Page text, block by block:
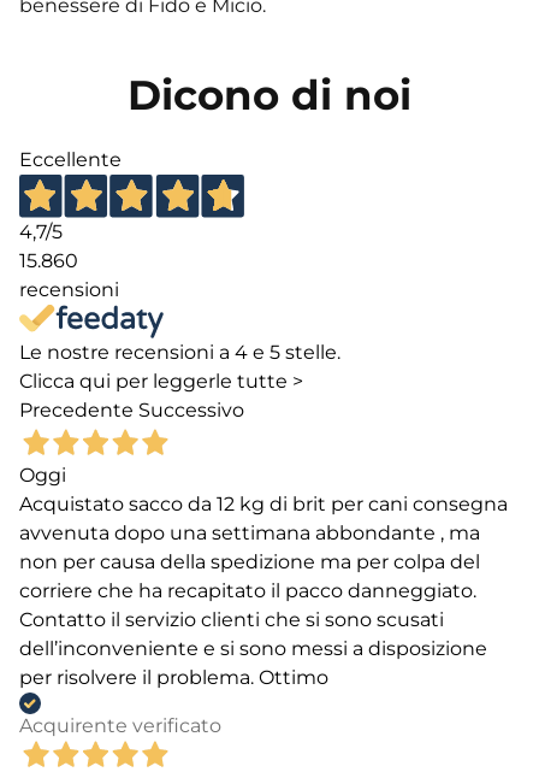
benessere di Fido e Micio.
Dicono di noi
Eccellente
4,7/5
15.860
recensioni
Le nostre recensioni a 4 e 5 stelle.
Clicca qui per leggerle tutte >
Precedente Successivo
Oggi
Acquistato sacco da 12 kg di brit per cani consegna
avvenuta dopo una settimana abbondante , ma
non per causa della spedizione ma per colpa del
corriere che ha recapitato il pacco danneggiato.
Contatto il servizio clienti che si sono scusati
dell’inconveniente e si sono messi a disposizione
per risolvere il problema. Ottimo
Acquirente verificato